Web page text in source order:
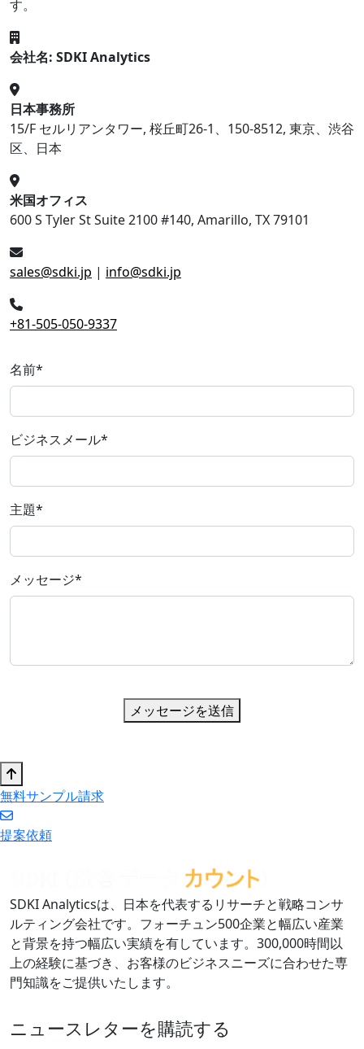
す。
会社名: SDKI Analytics
日本事務所
15/F セルリアンタワー, 桜丘町26-1、150-8512, 東京、渋谷
区、日本
米国オフィス
600 S Tyler St Suite 2100 #140, Amarillo, TX 79101
sales@sdki.jp | info@sdki.jp
+81-505-050-9337
名前*
ビジネスメール*
主題*
メッセージ*
メッセージを送信
無料サンプル請求
提案依頼
SDKI Analyticsは、日本を代表するリサーチと戦略コンサ
ルティング会社です。フォーチュン500企業と幅広い産業
と背景を持つ幅広い実績を有しています。300,000時間以
上の経験に基づき、お客様のビジネスニーズに合わせた専
門知識をご提供いたします。
ニュースレターを購読する